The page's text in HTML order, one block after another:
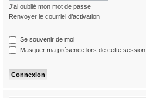
J’ai oublié mon mot de passe
Renvoyer le courriel d’activation
Se souvenir de moi
Masquer ma présence lors de cette session